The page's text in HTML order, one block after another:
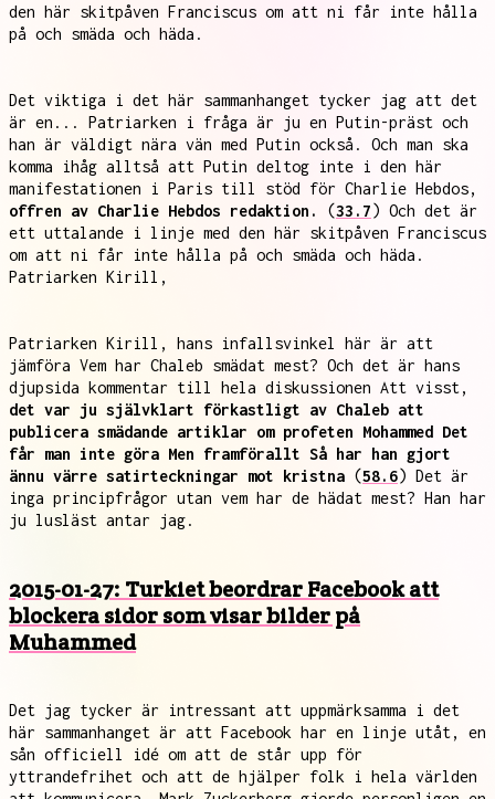
den här skitpåven Franciscus om att ni får inte hålla
på och smäda och häda.
Det viktiga i det här sammanhanget tycker jag att det
är en... Patriarken i fråga är ju en Putin-präst och
han är väldigt nära vän med Putin också. Och man ska
komma ihåg alltså att Putin deltog inte i den här
manifestationen i Paris till stöd för Charlie Hebdos,
offren av Charlie Hebdos redaktion.
(33.7) Och det är
ett uttalande i linje med den här skitpåven Franciscus
om att ni får inte hålla på och smäda och häda.
Patriarken Kirill,
Patriarken Kirill, hans infallsvinkel här är att
jämföra Vem har Chaleb smädat mest? Och det är hans
djupsida kommentar till hela diskussionen Att visst,
det var ju självklart förkastligt av Chaleb att
publicera smädande artiklar om profeten Mohammed Det
får man inte göra Men framförallt Så har han gjort
ännu värre satirteckningar mot kristna (58.6) Det är
inga principfrågor utan vem har de hädat mest? Han har
ju lusläst antar jag.
2015-01-27: Turkiet beordrar Facebook att
blockera sidor som visar bilder på
Muhammed
Det jag tycker är intressant att uppmärksamma i det
här sammanhanget är att Facebook har en linje utåt, en
sån officiell idé om att de står upp för
yttrandefrihet och att de hjälper folk i hela världen